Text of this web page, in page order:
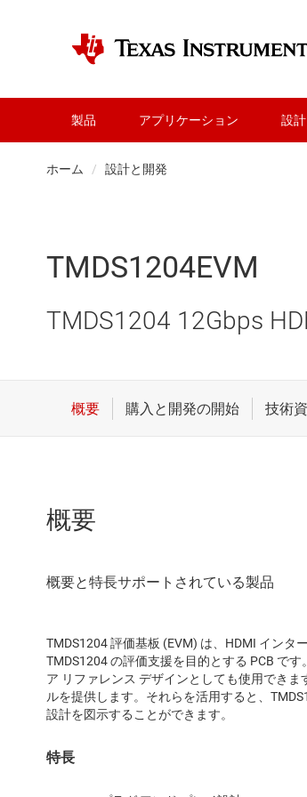
製品 アプリケーション 設
ホーム 設計と開発
TMDS1204EVM
TMDS1204 12Gbps
概要
TMDS1204 評価基板 (EVM) は、HDMI イン
TMDS1204 の評価支援を目的とする PCB で
ア リファレンス デザインとしても使用でき
ルを提供します。それらを活用すると、
設計を図示することができます。
特長